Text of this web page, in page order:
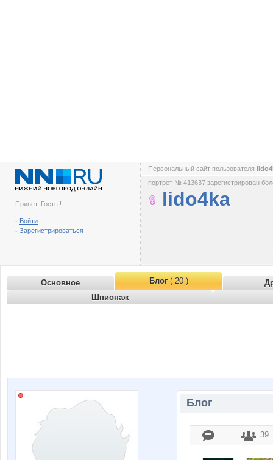
Привет, Гость !
- Войти
- Зарегистрироваться
Персональный сайт пользователя
портрет № 413637 зарегистрирован
lido4ka
Основное Блог( 20 )
Шпионаж
Блог
39